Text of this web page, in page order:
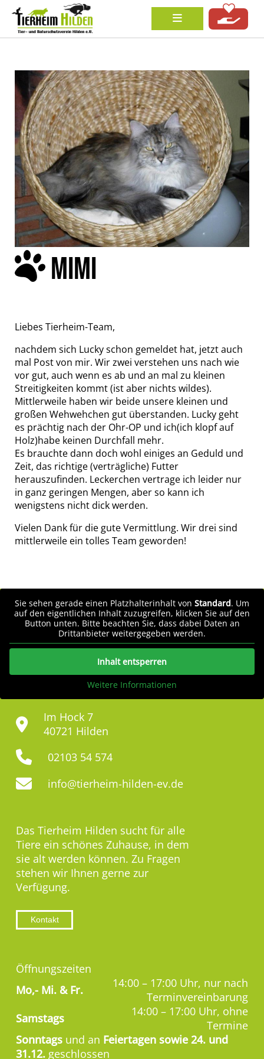
MIMI
Liebes Tierheim-Team,
nachdem sich Lucky schon gemeldet hat, jetzt auch
mal Post von mir. Wir zwei verstehen uns nach wie
vor gut, auch wenn es ab und an mal zu kleinen
Streitigkeiten kommt (ist aber nichts wildes).
Mittlerweile haben wir beide unsere kleinen und
großen Wehwehchen gut überstanden. Lucky geht
es prächtig nach der Ohr-OP und ich(ich klopf auf
Holz)habe keinen Durchfall mehr.
Es brauchte dann doch wohl einiges an Geduld und
Zeit, das richtige (verträgliche) Futter
herauszufinden. Leckerchen vertrage ich leider nur
in ganz geringen Mengen, aber so kann ich
wenigstens nicht dick werden.
Vielen Dank für die gute Vermittlung. Wir drei sind
mittlerweile ein tolles Team geworden!
Sie sehen gerade einen Platzhalterinhalt von Standard. Um
auf den eigentlichen Inhalt zuzugreifen, klicken Sie auf den
Button unten. Bitte beachten Sie, dass dabei Daten an
Drittanbieter weitergegeben werden.
Inhalt entsperren
Weitere Informationen
Im Hock 7
40721 Hilden
02103 54 574
info@tierheim-hilden-ev.de
Das Tierheim Hilden sucht für alle
Tiere ein schönes Zuhause, in dem
sie alt werden können. Zu Fragen
stehen wir Ihnen gerne zur
Verfügung.
Kontakt
Öffnungszeiten
Mo,- Mi. & Fr.
14:00 – 17:00 Uhr, nur nach
Terminvereinbarung
Samstags
14:00 – 17:00 Uhr, ohne
Termine
Sonntags und an Feiertagen sowie 24. und
31.12. geschlossen